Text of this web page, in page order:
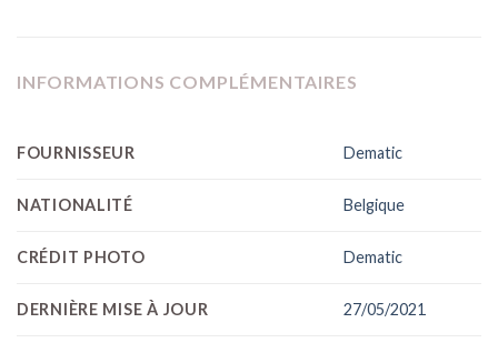
INFORMATIONS COMPLÉMENTAIRES
FOURNISSEUR Dematic
NATIONALITÉ Belgique
CRÉDIT PHOTO Dematic
DERNIÈRE MISE À JOUR 27/05/2021